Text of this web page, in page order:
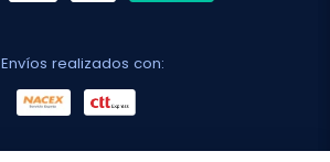
Envíos realizados con: